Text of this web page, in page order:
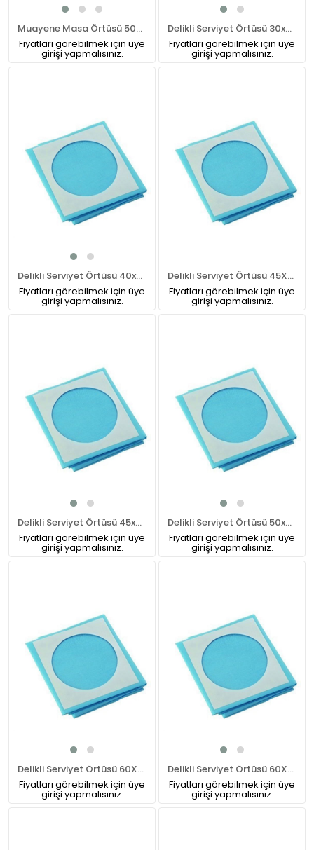
Muayene Masa Örtüsü 50cm-40mt Rulo LAMİNASYONLU(Su Geçirmez)
Fiyatları görebilmek için üye
girişi yapmalısınız.
Delikli Serviyet Örtüsü 30x30 CM
Fiyatları görebilmek için üye
girişi yapmalısınız.
Delikli Serviyet Örtüsü 40x40 cm
Fiyatları görebilmek için üye
girişi yapmalısınız.
Delikli Serviyet Örtüsü 45X45 cm
Fiyatları görebilmek için üye
girişi yapmalısınız.
Delikli Serviyet Örtüsü 45x60 cm
Fiyatları görebilmek için üye
girişi yapmalısınız.
Delikli Serviyet Örtüsü 50x50 cm
Fiyatları görebilmek için üye
girişi yapmalısınız.
Delikli Serviyet Örtüsü 60X60 CM
Fiyatları görebilmek için üye
girişi yapmalısınız.
Delikli Serviyet Örtüsü 60X80 CM
Fiyatları görebilmek için üye
girişi yapmalısınız.